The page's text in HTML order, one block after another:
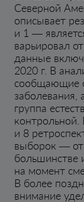
Северной
описывает
и 1 —
варьировал
данные
2020 г. В
сообщающие
заболевания,
группа
и 8
выборок —
большинстве
на момент
В более
внимание